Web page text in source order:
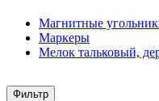
Магнитные
Маркеры
Мелок тальковый,
Фильтр